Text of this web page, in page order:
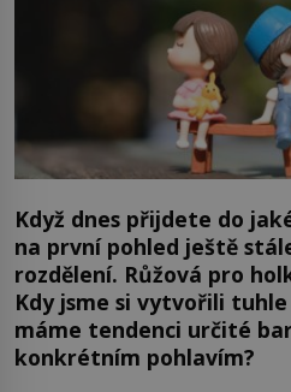
Když dnes přijdete do
na první pohled ještě
rozdělení. Růžová pro
Kdy jsme si vytvořili tuhle
máme tendenci určité
konkrétním pohlavím?